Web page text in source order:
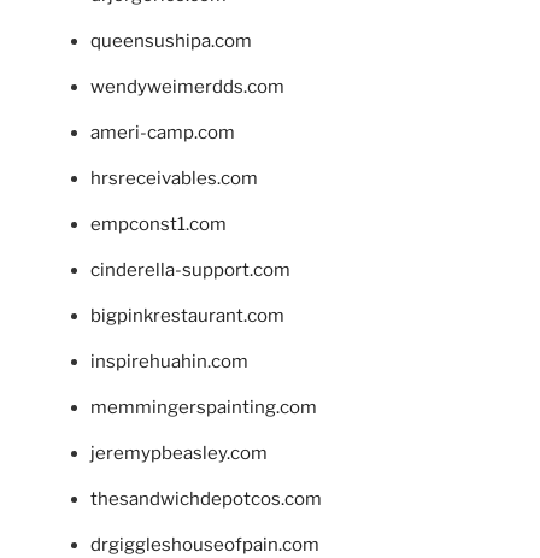
queensushipa.com
wendyweimerdds.com
ameri-camp.com
hrsreceivables.com
empconst1.com
cinderella-support.com
bigpinkrestaurant.com
inspirehuahin.com
memmingerspainting.com
jeremypbeasley.com
thesandwichdepotcos.com
drgiggleshouseofpain.com